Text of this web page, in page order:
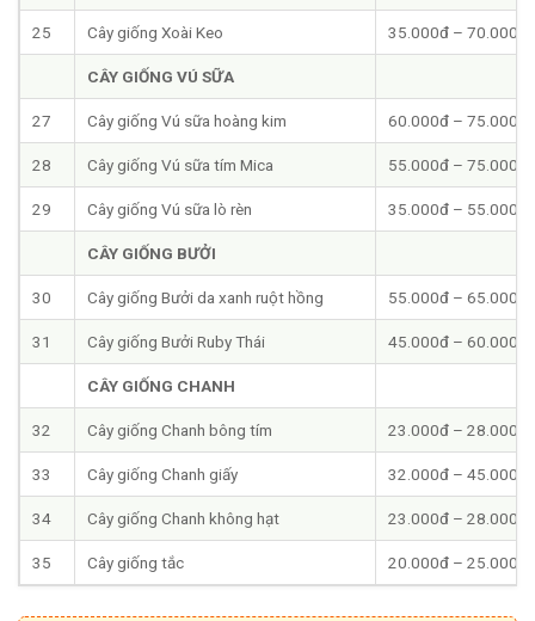
25 Cây giống Xoài Keo 35.000đ – 70.000đ
CÂY GIỐNG VÚ SỮA
27 Cây giống Vú sữa hoàng kim 60.000đ – 75.000đ
28 Cây giống Vú sữa tím Mica 55.000đ – 75.000đ
29 Cây giống Vú sữa lò rèn 35.000đ – 55.000đ
CÂY GIỐNG BƯỞI
30 Cây giống Bưởi da xanh ruột hồng 55.000đ – 65.000đ
31 Cây giống Bưởi Ruby Thái 45.000đ – 60.000đ
CÂY GIỐNG CHANH
32 Cây giống Chanh bông tím 23.000đ – 28.000đ
33 Cây giống Chanh giấy 32.000đ – 45.000đ
34 Cây giống Chanh không hạt 23.000đ – 28.000đ
35 Cây giống tắc 20.000đ – 25.000đ